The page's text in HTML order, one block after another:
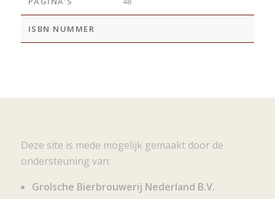
ISBN NUMMER
Deze site is mede mogelijk gemaakt door de
ondersteuning van:
Grolsche Bierbrouwerij Nederland B.V.